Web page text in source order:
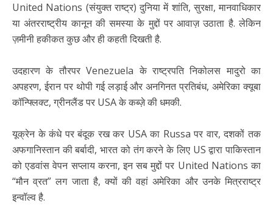
United Nations (संयुक्त राष्ट्र) दुनिया में शांति, सुरक्षा, मानवाधिकार
या अंतरराष्ट्रीय कानून की समस्या के मुद्दों पर आवाज़ उठाता है. लेकिन
ज़मीनी हकीकत कुछ और ही कहती दिखती है.
उदहारण के तौरपर Venezuela के राष्ट्रपति निकोलस मादुरो का
अपहरण, ईरान पर थोपी गई लड़ाई और अनगिनत प्रतिबंध, अमेरिका क्यूबा
कॉन्फ्लिक्ट, ग्रीनलैंड पर USA के कब्ज़े की धमकी.
यूक्रेन के कंधे पर बंदूक रख कर USA का Russa पर वार, दशकों तक
अफगानिस्तान की बर्बादी, भारत को तंग करने के लिए US द्वारा पाकिस्तान
को एडवांस वेपन सप्लाय करना, इन सब मुद्दों पर United Nations का
“मौन व्रत” लग जाता है, क्यों की वहां अमेरिका और उनके मित्रराष्ट्र
इन्वॉल्व है.